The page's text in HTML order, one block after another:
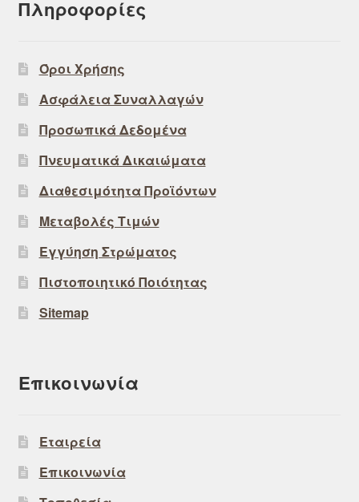
Πληροφορίες
Όροι Χρήσης
Ασφάλεια Συναλλαγών
Προσωπικά Δεδομένα
Πνευματικά Δικαιώματα
Διαθεσιμότητα Προϊόντων
Μεταβολές Τιμών
Εγγύηση Στρώματος
Πιστοποιητικό Ποιότητας
Sitemap
Επικοινωνία
Εταιρεία
Επικοινωνία